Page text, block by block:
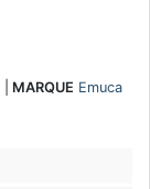
MARQUE Emuca